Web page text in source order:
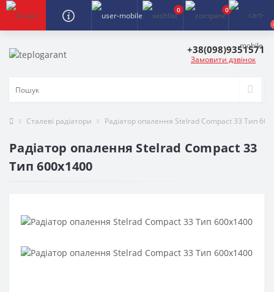
0
0
+38(098)9351571
Замовити дзвінок
Сталеві радіатори Радіатор опалення Stelrad Compact 33 Тип
Радіатор опалення Stelrad Compact 33
Тип 600х1400